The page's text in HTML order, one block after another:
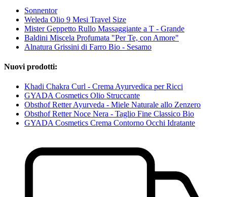
Sonnentor
Weleda Olio 9 Mesi Travel Size
Mister Geppetto Rullo Massaggiante a T - Grande
Baldini Miscela Profumata "Per Te, con Amore"
Alnatura Grissini di Farro Bio - Sesamo
Nuovi prodotti:
Khadi Chakra Curl - Crema Ayurvedica per Ricci
GYADA Cosmetics Olio Struccante
Obsthof Retter Ayurveda - Miele Naturale allo Zenzero
Obsthof Retter Noce Nera - Taglio Fine Classico Bio
GYADA Cosmetics Crema Contorno Occhi Idratante